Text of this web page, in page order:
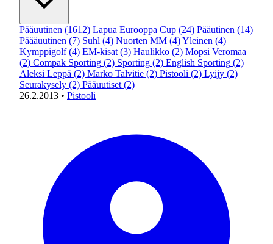
Pääuutinen (1612) Lapua Eurooppa Cup (24) Pääutinen (14)
Päääuutinen (7) Suhl (4) Nuorten MM (4)Yleinen (4)
Kymppigolf (4) EM-kisat (3) Haulikko (2) Mopsi Veromaa
(2) Compak Sporting (2) Sporting (2) English Sporting (2)
Aleksi Leppä (2) Marko Talvitie (2) Pistooli (2) Lyijy (2)
Seurakysely (2) Pääuutiset (2)
26.2.2013 • Pistooli